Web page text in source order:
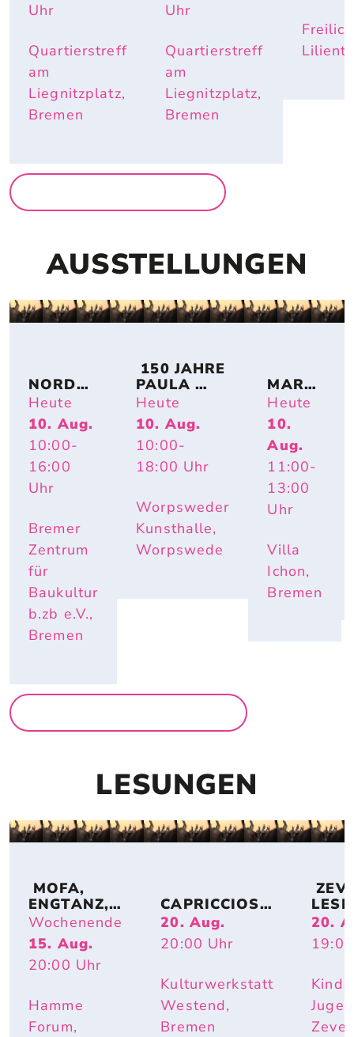
Uhr
Quartierstreff
am
Liegnitzplatz,
Bremen
Uhr
Quartierstreff
am
Liegnitzplatz,
Bremen
AUSSTELLUNGEN
NORDSE
E IM
UMBAU
– A
TOPOGR
APHY
OF
CHANGE
Heute
10. Aug.
10:00-
16:00
Uhr
Bremer
Zentrum
für
Baukultur
b.zb e.V.,
Bremen
150 JAHRE
PAULA
MODERSO
HN-
BECKER:
IMPULS
PAULA –
LONGEVIAL
Heute
10. Aug.
10:00-
18:00 Uhr
Worpsweder
Kunsthalle,
Worpswede
MARTI
N
KORO
SCHA
–
ABGE
WRAC
KT.
ÄSTHE
DER
VERGÄ
NGLIC
HKEIT
Heute
10.
Aug.
11:00-
13:00
Uhr
Villa
Ichon,
Bremen
LESUNGEN
MOFA,
ENGTANZ,
BUNDESJU
GENDSPIEL
E
Wochenende
15. Aug.
20:00 Uhr
Hamme
Forum,
CAPRICCIOSO
: EVA
STRITTMATT
ER
20. Aug.
20:00 Uhr
Kulturwerkstatt
Westend,
Bremen
DE:
HIER
20.
19:00